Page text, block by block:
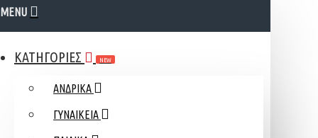
MENU
ΚΑΤΗΓΟΡΙΕΣ NEW
ΑΝΔΡΙΚΑ
ΓΥΝΑΙΚΕΙΑ